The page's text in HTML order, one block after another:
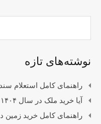
نوشته‌های تازه
راهنمای کامل استعلام
آیا خرید ملک در سال ۱۴۰۴ سود آور است؟
راهنمای کامل خرید زمین